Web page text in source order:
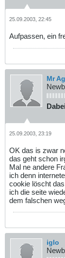
25.09.2003, 22:45
Aufpassen, ein
Mr
25.09.2003, 23:19
OK das is zwar
das geht schon
Mal ne andere
ich denn
cookie löscht
ich die seite
dem falschen
iglo